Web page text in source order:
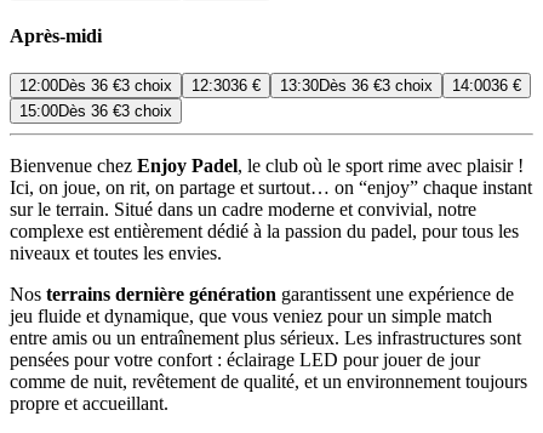
Après-midi
12:00Dès 36 €3 choix 12:3036 € 13:30Dès 36 €3 choix 14:0036 €
15:00Dès 36 €3 choix
Bienvenue chez Enjoy Padel, le club où le sport rime avec plaisir !
Ici, on joue, on rit, on partage et surtout… on “enjoy” chaque instant
sur le terrain. Situé dans un cadre moderne et convivial, notre
complexe est entièrement dédié à la passion du padel, pour tous les
niveaux et toutes les envies.
Nos terrains dernière génération garantissent une expérience de
jeu fluide et dynamique, que vous veniez pour un simple match
entre amis ou un entraînement plus sérieux. Les infrastructures sont
pensées pour votre confort : éclairage LED pour jouer de jour
comme de nuit, revêtement de qualité, et un environnement toujours
propre et accueillant.